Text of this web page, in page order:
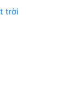
trời